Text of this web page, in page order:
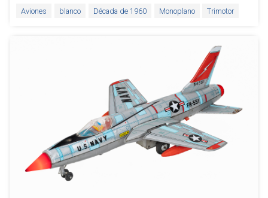
Aviones blanco Década de 1960 Monoplano Trimotor